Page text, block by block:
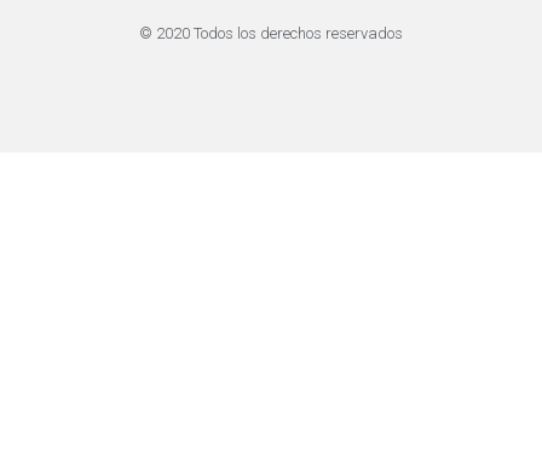
© 2020 Todos los derechos reservados